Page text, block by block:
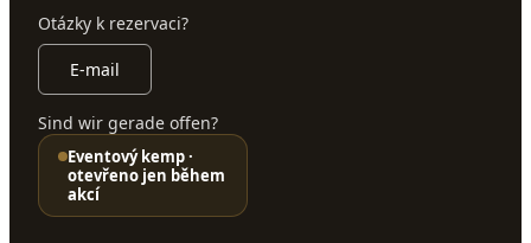
Otázky k rezervaci?
E-mail
Sind wir gerade offen?
Eventový kemp ·
otevřeno jen během
akcí